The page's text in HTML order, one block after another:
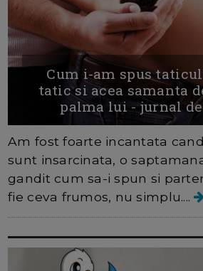
Cum i-am spus
tatic si acea samanta
palma lui - jurnal
Am fost foarte incantata
sunt insarcinata, o
gandit cum sa-i spun si
fie ceva frumos, nu simplu....